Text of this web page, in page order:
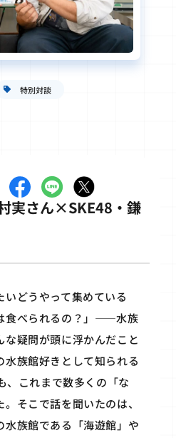
特別対談
実さん×SKE48・鎌
いどうやって集めている
食べられるの？」――水族
疑問が頭に浮かんだこと
族館好きとして知られる
、これまで数多くの「な
そこで話を聞いたのは、
水族館である「海遊館」や